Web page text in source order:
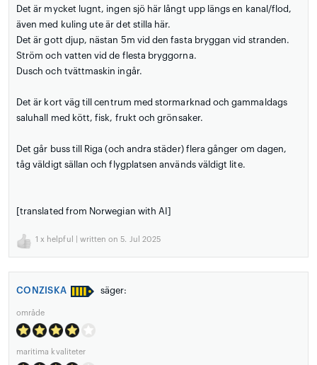
Det är mycket lugnt, ingen sjö här långt upp längs en kanal/flod,
även med kuling ute är det stilla här.
Det är gott djup, nästan 5m vid den fasta bryggan vid stranden.
Ström och vatten vid de flesta bryggorna.
Dusch och tvättmaskin ingår.
Det är kort väg till centrum med stormarknad och gammaldags
saluhall med kött, fisk, frukt och grönsaker.
Det går buss till Riga (och andra städer) flera gånger om dagen,
tåg väldigt sällan och flygplatsen används väldigt lite.
[translated from Norwegian with AI]
1 x helpful | written on 5. Jul 2025
CONZISKA säger:
område
maritima kvaliteter